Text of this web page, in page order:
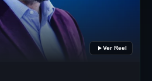
Ver Reel